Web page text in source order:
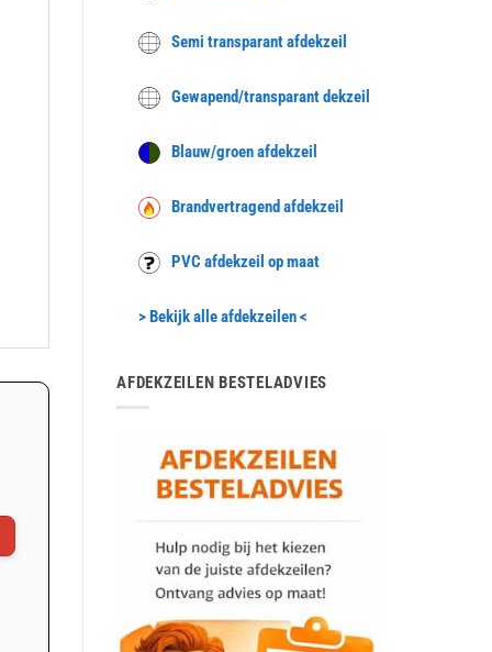
Semi transparant afdekzeil
Gewapend/transparant dekzeil
Blauw/groen afdekzeil
Brandvertragend afdekzeil
PVC afdekzeil op maat
> Bekijk alle afdekzeilen <
AFDEKZEILEN BESTELADVIES